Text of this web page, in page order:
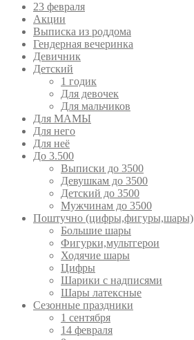
23 февраля
Акции
Выписка из роддома
Гендерная вечеринка
Девичник
Детский
1 годик
Для девочек
Для мальчиков
Для МАМЫ
Для него
Для неё
До 3.500
Выписки до 3500
Девушкам до 3500
Детский до 3500
Мужчинам до 3500
Поштучно (цифры,фигуры,шары)
Большие шары
Фигурки,мультгерои
Ходячие шары
Цифры
Шарики с надписями
Шары латексные
Сезонные праздники
1 сентября
14 февраля